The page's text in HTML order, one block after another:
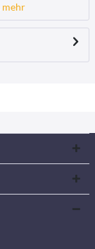
mehr